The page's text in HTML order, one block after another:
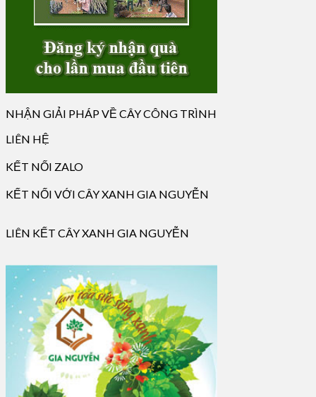
NHẬN GIẢI PHÁP VỀ CÂY CÔNG TRÌNH
LIÊN HỆ
KẾT NỐI ZALO
KẾT NỐI VỚI CÂY XANH GIA NGUYỄN
LIÊN KẾT CÂY XANH GIA NGUYỄN